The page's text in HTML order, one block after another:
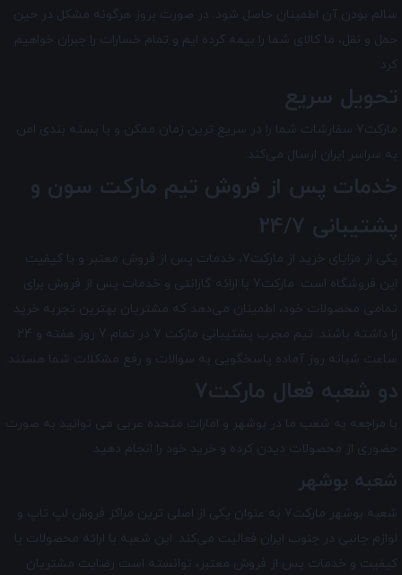
سالم بودن آن اطمینان حاصل شود. در صورت بروز هرگونه مشکل در حین
حمل و نقل، ما کالای شما را بیمه کرده ایم و تمام خسارات را جبران خواهیم
کرد.
تحویل سریع
مارکت7 سفارشات شما را در سریع ترین زمان ممکن و با بسته بندی امن
به سراسر ایران ارسال می‌کند.
خدمات پس از فروش تیم مارکت سون و
پشتیبانی 24/7
یکی از مزایای خرید از مارکت7، خدمات پس از فروش معتبر و با کیفیت
این فروشگاه است. مارکت7 با ارائه گارانتی و خدمات پس از فروش برای
تمامی محصولات خود، اطمینان می‌دهد که مشتریان بهترین تجربه خرید
را داشته باشند. تیم مجرب پشتیبانی مارکت 7 در تمام 7 روز هفته و 24
ساعت شبانه ‌روز آماده پاسخگویی به سوالات و رفع مشکلات شما هستند.
دو شعبه فعال مارکت7
با مراجعه به شعب ما در بوشهر و امارات متحده عربی می توانید به صورت
حضوری از محصولات دیدن کرده و خرید خود را انجام دهید.
شعبه بوشهر
شعبه بوشهر مارکت7 به عنوان یکی از اصلی ترین مراکز فروش لپ تاپ و
لوازم جانبی در جنوب ایران فعالیت می‌کند. این شعبه با ارائه محصولات با
کیفیت و خدمات پس از فروش معتبر، توانسته است رضایت مشتریان